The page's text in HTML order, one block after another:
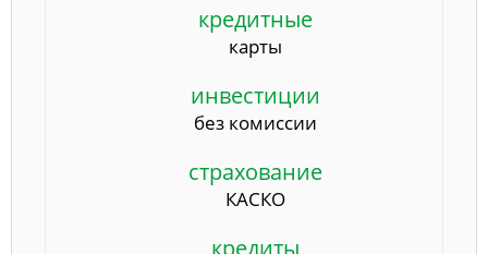
кредитные
карты
инвестиции
без комиссии
страхование
КАСКО
кредиты